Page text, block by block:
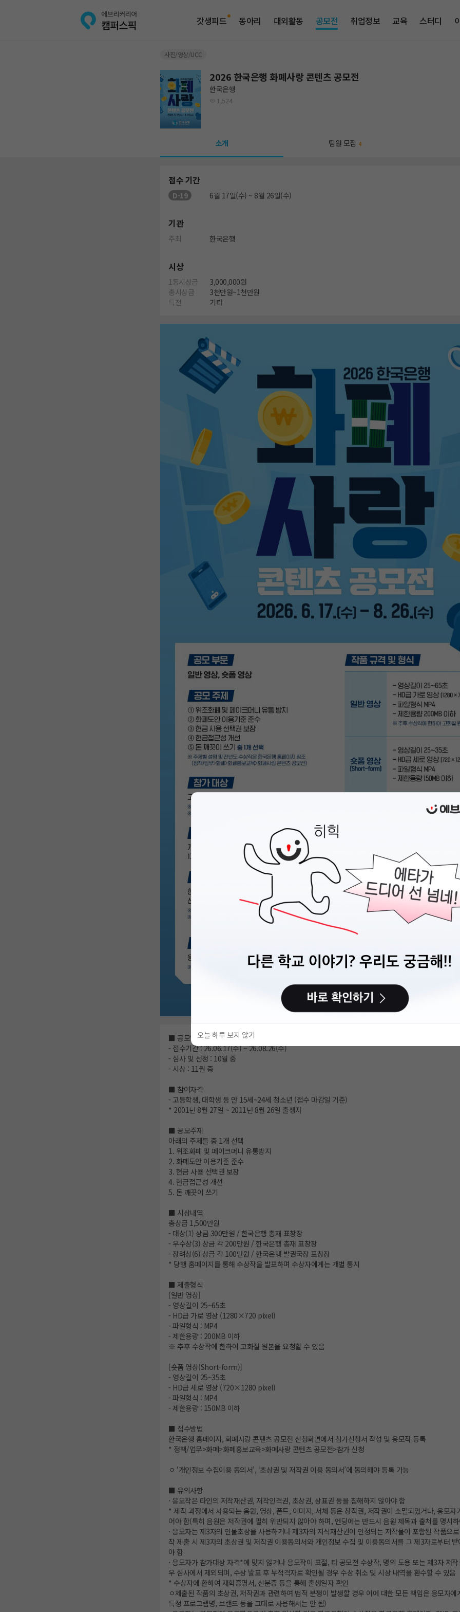
갓생피드 동아리 대외활동 공모전 취업정보 교육 스터디
사진/영상/UCC
2026 한국은행 화폐사랑 콘텐츠 공모전
한국은행
1,524
소개 팀원 모집 4
접수 기간
D-19 6월 17일(수) ~ 8월 26일(수)
기관
주최 한국은행
시상
1등시상금
3,000,000원
총시상금
3천만원~1천만원
특전
기타
■ 공모일정
- 접수기간 : 26.06.17(수) ~ 26.08.26(수)
- 심사 및 선정 : 10월 중
- 시상 : 11월 중
■ 참여자격
- 고등학생, 대학생 등 만 15세~24세 청소년 (접수 마감일 기준)
* 2001년 8월 27일 ~ 2011년 8월 26일 출생자
■ 공모주제
아래의 주제들 중 1개 선택
1. 위조화폐 및 페이크머니 유통방지
2. 화폐도안 이용기준 준수
3. 현금 사용 선택권 보장
4. 현금접근성 개선
5. 돈 깨끗이 쓰기
■ 시상내역
총상금 1,500만원
- 대상(1) 상금 300만원 / 한국은행 총재 표창장
- 우수상(3) 상금 각 200만원 / 한국은행 총재 표창장
- 장려상(6) 상금 각 100만원 / 한국은행 발권국장 표창장
* 당행 홈페이지를 통해 수상작을 발표하며 수상자에게는 개별 통지
■ 제출형식
[일반 영상]
- 영상길이 25~65초
- HD급 가로 영상 (1280×720 pixel)
- 파일형식 : MP4
- 제한용량 : 200MB 이하
※ 추후 수상작에 한하여 고화질 원본을 요청할 수 있음
[숏폼 영상(Short-form)]
- 영상길이 25~35초
- HD급 세로 영상 (720×1280 pixel)
- 파일형식 : MP4
- 제한용량 : 150MB 이하
■ 접수방법
한국은행 홈페이지, 화폐사랑 콘텐츠 공모전 신청화면에서 참가신청서 작성 및 응모작 등록
* 정책/업무>화폐>화폐홍보교육>화폐사랑 콘텐츠 공모전>참가 신청
ㅇ ‘개인정보 수집이용 동의서’, ‘초상권 및 저작권 이용 동의서’에 동의해야 등록 가능
■ 유의사항
· 응모작은 타인의 저작재산권, 저작인격권, 초상권, 상표권 등을 침해하지 않아야 함
* 제작 과정에서 사용되는 음원, 영상, 폰트, 이미지, 서체 등은 창작권, 저작권이 소멸되었거나, 응모자
어야 함(특히 음원은 저작권에 필히 위반되지 않아야 하며, 엔딩에는 반드시 음원 제목과 출처를 명시
· 응모자는 제3자의 인물초상을 사용하거나 제3자의 지식재산권이 인정되는 저작물이 포함된 작품으
작 제출 시 제3자의 초상권 및 저작권 이용동의서와 개인정보 수집 및 이용동의서를 그 제3자로부터
야 함
· 응모자가 참가대상 자격*에 맞지 않거나 응모작이 표절, 타 공모전 수상작, 명의 도용 또는 제3자 저
우 심사에서 제외되며, 수상 발표 후 부적격자로 확인될 경우 수상 취소 및 시상 내역을 환수할 수 있음
* 수상자에 한하여 재학증명서, 신분증 등을 통해 출생일자 확인
ㅇ제출된 작품의 초상권, 저작권과 관련하여 법적 분쟁이 발생할 경우 이에 대한 모든 책임은 응모자
특정 프로그램명, 브랜드 등을 그대로 사용해서는 안 됨)
오늘 하루 보지 않기